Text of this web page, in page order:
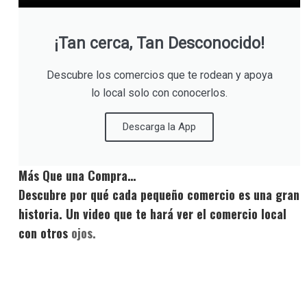
¡Tan cerca, Tan Desconocido!
Descubre los comercios que te rodean y apoya
lo local solo con conocerlos.
Descarga la App
Más Que una Compra…
Descubre por qué cada pequeño comercio es una gran
historia. Un video que te hará ver el comercio local
con otros ojos.